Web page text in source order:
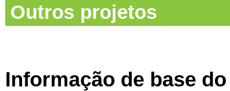
Outros projetos
Informação de base